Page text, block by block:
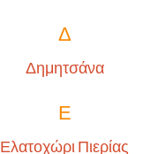
Δ
Δημητσάνα
Ε
Ελατοχώρι Πιερίας